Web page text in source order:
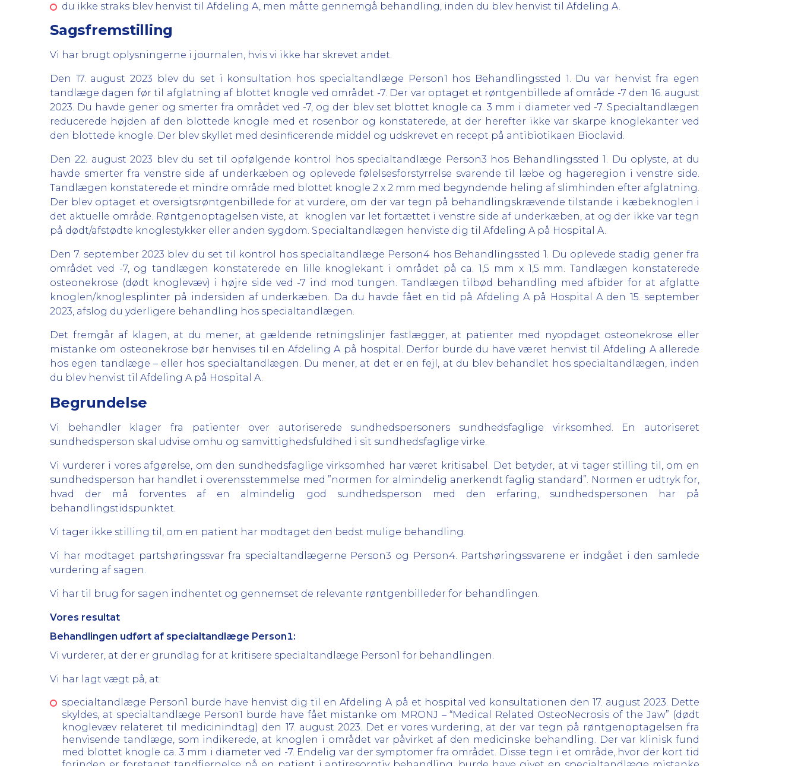
du ikke straks blev henvist til Afdeling A, men måtte gennemgå behandling, inden du blev henvist til Afdeling A.
Sagsfremstilling
Vi har brugt oplysningerne i journalen, hvis vi ikke har skrevet andet.
Den 17. august 2023 blev du set i konsultation hos specialtandlæge Person1 hos Behandlingssted 1. Du var henvist fra egen
tandlæge dagen før til afglatning af blottet knogle ved området -7. Der var optaget et røntgenbillede af område -7 den 16. august
2023. Du havde gener og smerter fra området ved -7, og der blev set blottet knogle ca. 3 mm i diameter ved -7. Specialtandlægen
reducerede højden af den blottede knogle med et rosenbor og konstaterede, at der herefter ikke var skarpe knoglekanter ved
den blottede knogle. Der blev skyllet med desinficerende middel og udskrevet en recept på antibiotikaen Bioclavid.
Den 22. august 2023 blev du set til opfølgende kontrol hos specialtandlæge Person3 hos Behandlingssted 1. Du oplyste, at du
havde smerter fra venstre side af underkæben og oplevede følelsesforstyrrelse svarende til læbe og hageregion i venstre side.
Tandlægen konstaterede et mindre område med blottet knogle 2 x 2 mm med begyndende heling af slimhinden efter afglatning.
Der blev optaget et oversigtsrøntgenbillede for at vurdere, om der var tegn på behandlingskrævende tilstande i kæbeknoglen i
det aktuelle område. Røntgenoptagelsen viste, at knoglen var let fortættet i venstre side af underkæben, at og der ikke var tegn
på dødt/afstødte knoglestykker eller anden sygdom. Specialtandlægen henviste dig til Afdeling A på Hospital A.
Den 7. september 2023 blev du set til kontrol hos specialtandlæge Person4 hos Behandlingssted 1. Du oplevede stadig gener fra
området ved -7, og tandlægen konstaterede en lille knoglekant i området på ca. 1,5 mm x 1,5 mm. Tandlægen konstaterede
osteonekrose (dødt knoglevæv) i højre side ved -7 ind mod tungen. Tandlægen tilbød behandling med afbider for at afglatte
knoglen/knoglesplinter på indersiden af underkæben. Da du havde fået en tid på Afdeling A på Hospital A den 15. september
2023, afslog du yderligere behandling hos specialtandlægen.
Det fremgår af klagen, at du mener, at gældende retningslinjer fastlægger, at patienter med nyopdaget osteonekrose eller
mistanke om osteonekrose bør henvises til en Afdeling A på hospital. Derfor burde du have været henvist til Afdeling A allerede
hos egen tandlæge – eller hos specialtandlægen. Du mener, at det er en fejl, at du blev behandlet hos specialtandlægen, inden
du blev henvist til Afdeling A på Hospital A.
Begrundelse
Vi behandler klager fra patienter over autoriserede sundhedspersoners sundhedsfaglige virksomhed. En autoriseret
sundhedsperson skal udvise omhu og samvittighedsfuldhed i sit sundhedsfaglige virke.
Vi vurderer i vores afgørelse, om den sundhedsfaglige virksomhed har været kritisabel. Det betyder, at vi tager stilling til, om en
sundhedsperson har handlet i overensstemmelse med ”normen for almindelig anerkendt faglig standard”. Normen er udtryk for,
hvad der må forventes af en almindelig god sundhedsperson med den erfaring, sundhedspersonen har på
behandlingstidspunktet.
Vi tager ikke stilling til, om en patient har modtaget den bedst mulige behandling.
Vi har modtaget partshøringssvar fra specialtandlægerne Person3 og Person4. Partshøringssvarene er indgået i den samlede
vurdering af sagen.
Vi har til brug for sagen indhentet og gennemset de relevante røntgenbilleder for behandlingen.
Vores resultat
Behandlingen udført af specialtandlæge Person1:
Vi vurderer, at der er grundlag for at kritisere specialtandlæge Person1 for behandlingen.
Vi har lagt vægt på, at:
specialtandlæge Person1 burde have henvist dig til en Afdeling A på et hospital ved konsultationen den 17. august 2023. Dette
skyldes, at specialtandlæge Person1 burde have fået mistanke om MRONJ – “Medical Related OsteoNecrosis of the Jaw” (dødt
knoglevæv relateret til medicinindtag) den 17. august 2023. Det er vores vurdering, at der var tegn på røntgenoptagelsen fra
henvisende tandlæge, som indikerede, at knoglen i området var påvirket af den medicinske behandling. Der var klinisk fund
med blottet knogle ca. 3 mm i diameter ved -7. Endelig var der symptomer fra området. Disse tegn i et område, hvor der kort tid